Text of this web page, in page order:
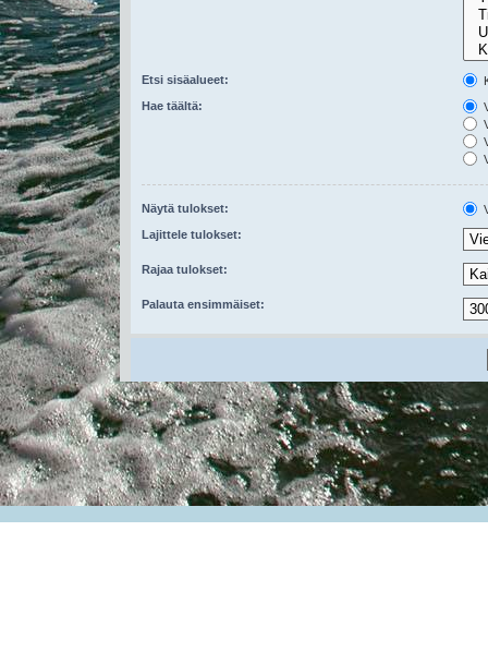
Etsi sisäalueet:
Hae täältä:
Näytä tulokset:
Lajittele tulokset:
Rajaa tulokset:
Palauta ensimmäiset: